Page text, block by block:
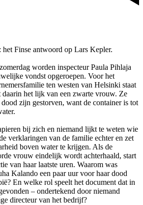
Finse antwoord op Lars Kepler.
worden inspecteur Paula Pihlaja
vondst opgeroepen. Voor het
ten westen van Helsinki staat
daarin het lijk van een zwarte vrouw. Ze
zijn gestorven, want de container is tot
bij zich en niemand lijkt te weten wie
verklaringen van de familie echter en zet
boven water te krijgen. Als de
vrouw eindelijk wordt achterhaald, start
van haar laatste uren. Waarom was
Kalando een paar uur voor haar dood
En welke rol speelt het document dat in
– ondertekend door niemand
directeur van het bedrijf?